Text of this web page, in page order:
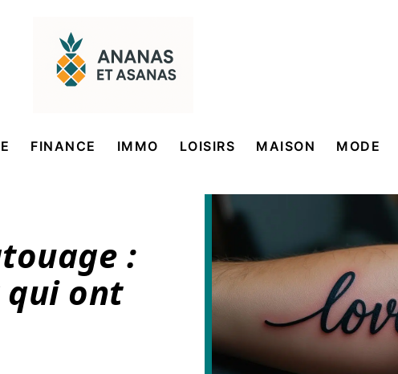
FINANCE IMMO LOISIRS MAISON MODE
:
qui ont